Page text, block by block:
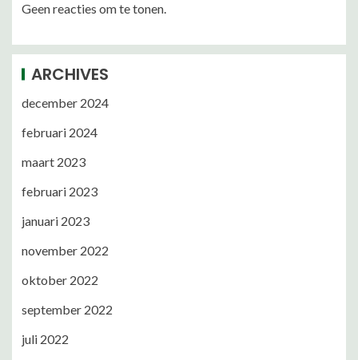
Geen reacties om te tonen.
ARCHIVES
december 2024
februari 2024
maart 2023
februari 2023
januari 2023
november 2022
oktober 2022
september 2022
juli 2022